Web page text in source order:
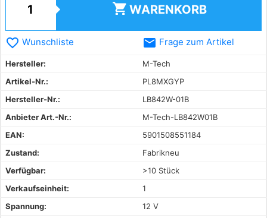
shopping_cart WARENKORB
favorite_border Wunschliste email Frage zum Artikel
Hersteller:
M-Tech
Artikel-Nr.:
PL8MXGYP
Hersteller-Nr.:
LB842W-01B
Anbieter Art.-Nr.:
M-Tech-LB842W01B
EAN:
5901508551184
Zustand:
Fabrikneu
Verfügbar:
>10 Stück
Verkaufseinheit:
1
Spannung:
12 V